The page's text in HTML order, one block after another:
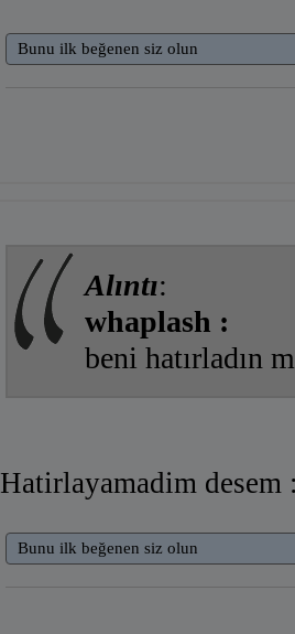
Bunu ilk beğenen siz olun
Alıntı:
whaplash :
beni hatırladın
Hatirlayamadim desem
Bunu ilk beğenen siz olun